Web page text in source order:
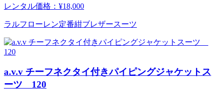
レンタル価格：¥18,000
ラルフローレン定番紺ブレザースーツ
a.v.v チーフネクタイ付きパイピングジャケットス
ーツ 120